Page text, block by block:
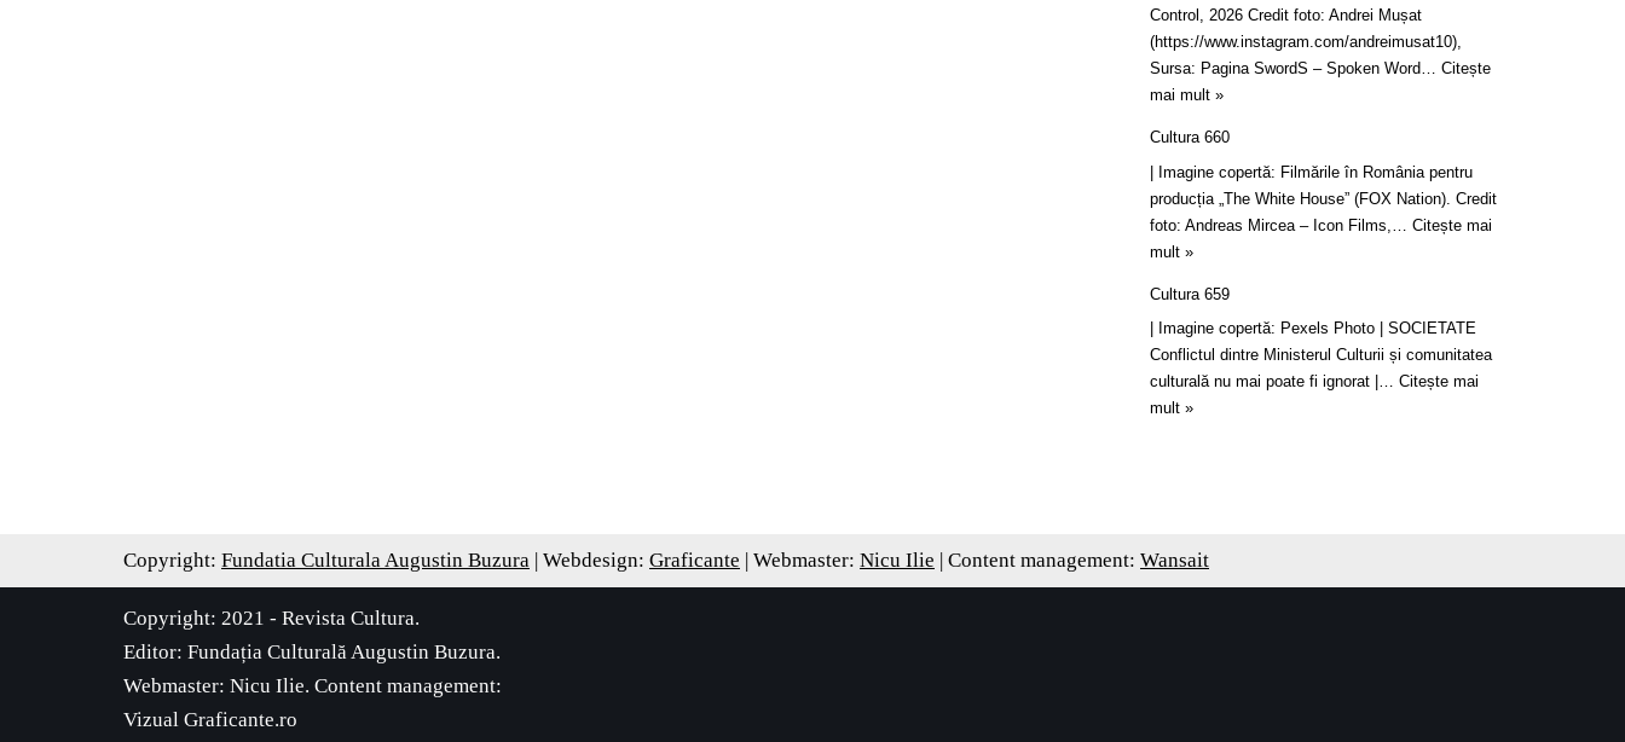
Control, 2026 Credit foto: Andrei Mușat
(https://www.instagram.com/andreimusat10),
Sursa: Pagina SwordS – Spoken Word… Citește
mai mult »
Cultura 660
| Imagine copertă: Filmările în România pentru
producția „The White House” (FOX Nation). Credit
foto: Andreas Mircea – Icon Films,… Citește mai
mult »
Cultura 659
| Imagine copertă: Pexels Photo | SOCIETATE
Conflictul dintre Ministerul Culturii și comunitatea
culturală nu mai poate fi ignorat |… Citește mai
mult »
Copyright: Fundatia Culturala Augustin Buzura | Webdesign: Graficante | Webmaster: Nicu Ilie | Content management: Wansait
Copyright: 2021 - Revista Cultura.
Editor: Fundația Culturală Augustin Buzura.
Webmaster: Nicu Ilie. Content management:
Vizual Graficante.ro